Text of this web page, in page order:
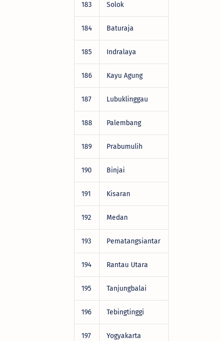
183 Solok
184 Baturaja
185 Indralaya
186 Kayu Agung
187 Lubuklinggau
188 Palembang
189 Prabumulih
190 Binjai
191 Kisaran
192 Medan
193 Pematangsiantar
194 Rantau Utara
195 Tanjungbalai
196 Tebingtinggi
197 Yogyakarta